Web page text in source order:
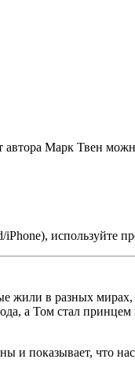
Марк Твен
используйте
жили в разных
а Том стал принцем
и показывает, что